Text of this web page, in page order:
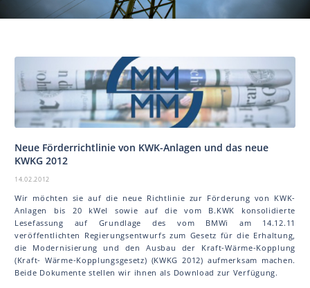
Neue Förderrichtlinie von KWK-Anlagen und das neue
KWKG 2012
14.02.2012
Wir möchten sie auf die neue Richtlinie zur Förderung von KWK-
Anlagen bis 20 kWel sowie auf die vom B.KWK konsolidierte
Lesefassung auf Grundlage des vom BMWi am 14.12.11
veröffentlichten Regierungsentwurfs zum Gesetz für die Erhaltung,
die Modernisierung und den Ausbau der Kraft-Wärme-Kopplung
(Kraft- Wärme-Kopplungsgesetz) (KWKG 2012) aufmerksam machen.
Beide Dokumente stellen wir ihnen als Download zur Verfügung.